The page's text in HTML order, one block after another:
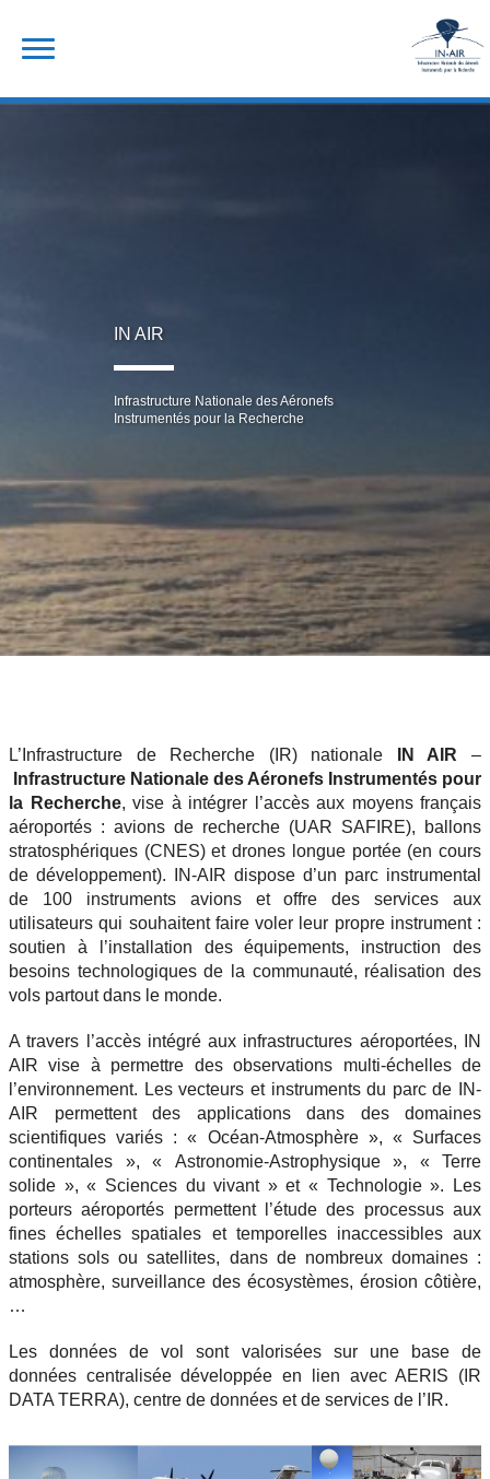
content
IN AIR
Infrastructure Nationale des Aéronefs
Instrumentés pour la Recherche
L’Infrastructure de Recherche (IR) nationale IN AIR –
Infrastructure Nationale des Aéronefs Instrumentés pour
la Recherche, vise à intégrer l’accès aux moyens français
aéroportés : avions de recherche (UAR SAFIRE), ballons
stratosphériques (CNES) et drones longue portée (en cours
de développement). IN-AIR dispose d’un parc instrumental
de 100 instruments avions et offre des services aux
utilisateurs qui souhaitent faire voler leur propre instrument :
soutien à l’installation des équipements, instruction des
besoins technologiques de la communauté, réalisation des
vols partout dans le monde.
A travers l’accès intégré aux infrastructures aéroportées, IN
AIR vise à permettre des observations multi-échelles de
l’environnement. Les vecteurs et instruments du parc de IN-
AIR permettent des applications dans des domaines
scientifiques variés : « Océan-Atmosphère », « Surfaces
continentales », « Astronomie-Astrophysique », « Terre
solide », « Sciences du vivant » et « Technologie ». Les
porteurs aéroportés permettent l’étude des processus aux
fines échelles spatiales et temporelles inaccessibles aux
stations sols ou satellites, dans de nombreux domaines :
atmosphère, surveillance des écosystèmes, érosion côtière,
…
Les données de vol sont valorisées sur une base de
données centralisée développée en lien avec AERIS (IR
DATA TERRA), centre de données et de services de l’IR.